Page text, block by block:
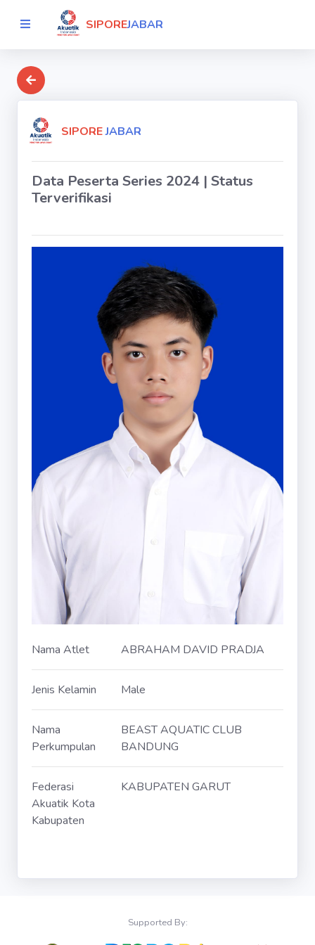
SIPOREJABAR
SIPOREJABAR
Data Peserta Series 2024 | Status
Terverifikasi
Nama Atlet ABRAHAM DAVID PRADJA
Jenis Kelamin Male
Nama
Perkumpulan
BEAST AQUATIC CLUB
BANDUNG
Federasi
Akuatik Kota
Kabupaten
KABUPATEN GARUT
Supported By: